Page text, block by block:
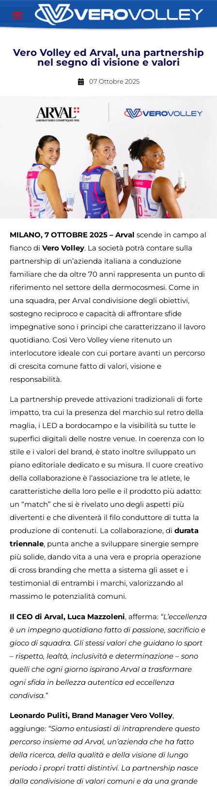
Vero Volley ed Arval, una partnership
nel segno di visione e valori
07 Ottobre 2025
MILANO, 7 OTTOBRE 2025 – Arval scende in campo al
fianco di Vero Volley. La società potrà contare sulla
partnership di un’azienda italiana a conduzione
familiare che da oltre 70 anni rappresenta un punto di
riferimento nel settore della dermocosmesi. Come in
una squadra, per Arval condivisione degli obiettivi,
sostegno reciproco e capacità di affrontare sfide
impegnative sono i principi che caratterizzano il lavoro
quotidiano. Così Vero Volley viene ritenuto un
interlocutore ideale con cui portare avanti un percorso
di crescita comune fatto di valori, visione e
responsabilità.
La partnership prevede attivazioni tradizionali di forte
impatto, tra cui la presenza del marchio sul retro della
maglia, i LED a bordocampo e la visibilità su tutte le
superfici digitali delle nostre venue. In coerenza con lo
stile e i valori del brand, è stato inoltre sviluppato un
piano editoriale dedicato e su misura. Il cuore creativo
della collaborazione è l’associazione tra le atlete, le
caratteristiche della loro pelle e il prodotto più adatto:
un “match” che si è rivelato uno degli aspetti più
divertenti e che diventerà il filo conduttore di tutta la
produzione di contenuti. La collaborazione, di durata
triennale, punta anche a sviluppare sinergie sempre
più solide, dando vita a una vera e propria operazione
di cross branding che metta a sistema gli asset e i
testimonial di entrambi i marchi, valorizzando al
massimo le potenzialità comuni.
Il CEO di Arval, Luca Mazzoleni, afferma: “L’eccellenza
è un impegno quotidiano fatto di passione, sacrificio e
gioco di squadra. Gli stessi valori che guidano lo sport
– rispetto, lealtà, inclusività e determinazione – sono
quelli che ogni giorno ispirano Arval a trasformare
ogni sfida in bellezza autentica ed eccellenza
condivisa.”
Leonardo Puliti, Brand Manager Vero Volley,
aggiunge: “Siamo entusiasti di intraprendere questo
percorso insieme ad Arval, un’azienda che ha fatto
della ricerca, della qualità e della visione di lungo
periodo i propri tratti distintivi. La partnership nasce
dalla condivisione di valori comuni e da una grande